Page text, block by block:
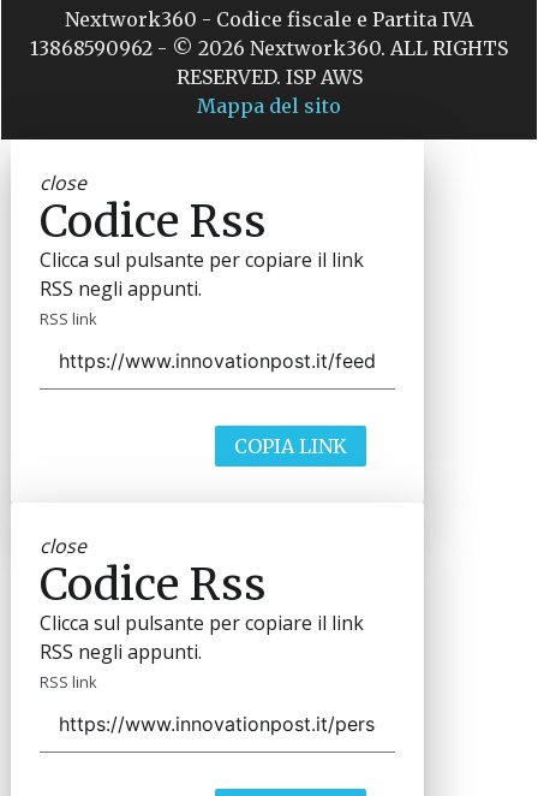
Nextwork360 - Codice fiscale e Partita IVA
13868590962 - © 2026 Nextwork360. ALL RIGHTS
RESERVED. ISP AWS
Mappa del sito
close
Codice Rss
Clicca sul pulsante per copiare il link
RSS negli appunti.
RSS link
COPIA LINK
close
Codice Rss
Clicca sul pulsante per copiare il link
RSS negli appunti.
RSS link